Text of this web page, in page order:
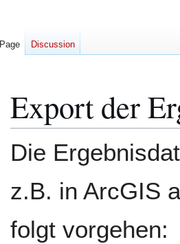
to
navigation
to
Export der
Die
z.B. in ArcGIS
folgt vorgehen:
Page Discussion